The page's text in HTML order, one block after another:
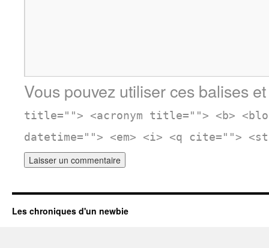
Vous pouvez utiliser ces balises
title=""> <acronym title=""> <b>
datetime=""> <em> <i> <q cite="">
Les chroniques d'un newbie